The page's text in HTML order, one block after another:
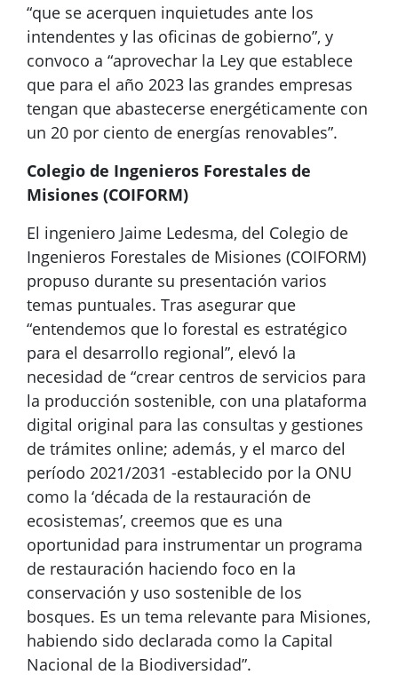
“que se acerquen inquietudes ante los
intendentes y las oficinas de gobierno”, y
convoco a “aprovechar la Ley que establece
que para el año 2023 las grandes empresas
tengan que abastecerse energéticamente con
un 20 por ciento de energías renovables”.
Colegio de Ingenieros Forestales de
Misiones (COIFORM)
El ingeniero Jaime Ledesma, del Colegio de
Ingenieros Forestales de Misiones (COIFORM)
propuso durante su presentación varios
temas puntuales. Tras asegurar que
“entendemos que lo forestal es estratégico
para el desarrollo regional”, elevó la
necesidad de “crear centros de servicios para
la producción sostenible, con una plataforma
digital original para las consultas y gestiones
de trámites online; además, y el marco del
período 2021/2031 -establecido por la ONU
como la ‘década de la restauración de
ecosistemas’, creemos que es una
oportunidad para instrumentar un programa
de restauración haciendo foco en la
conservación y uso sostenible de los
bosques. Es un tema relevante para Misiones,
habiendo sido declarada como la Capital
Nacional de la Biodiversidad”.